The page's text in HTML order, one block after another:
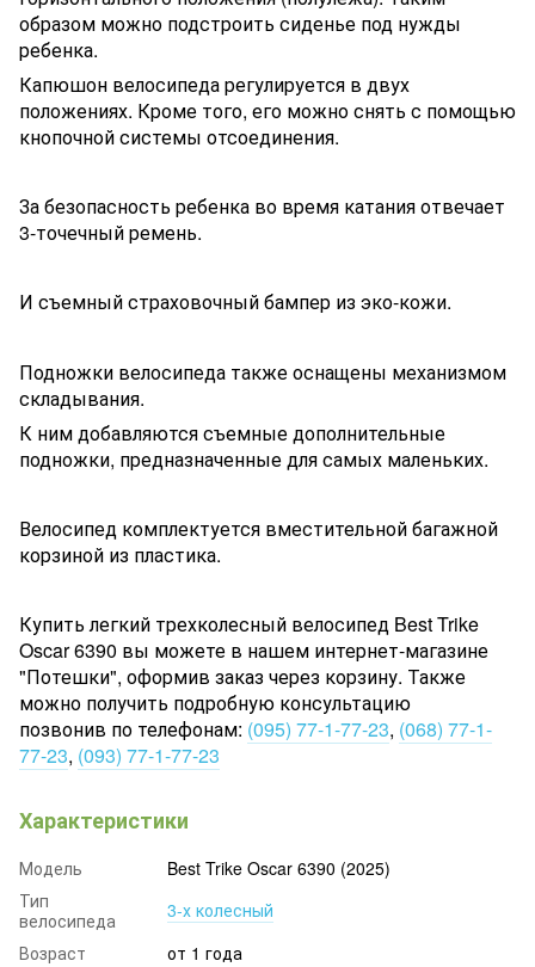
образом можно подстроить сиденье под нужды
ребенка.
Капюшон велосипеда регулируется в двух
положениях. Кроме того, его можно снять с помощью
кнопочной системы отсоединения.
За безопасность ребенка во время катания отвечает
3-точечный ремень.
И съемный страховочный бампер из эко-кожи.
Подножки велосипеда также оснащены механизмом
складывания.
К ним добавляются съемные дополнительные
подножки, предназначенные для самых маленьких.
Велосипед комплектуется вместительной багажной
корзиной из пластика.
Купить легкий трехколесный велосипед Best Trike
Oscar 6390 вы можете в нашем интернет-магазине
"Потешки", оформив заказ через корзину. Также
можно получить подробную консультацию
позвонив по телефонам: (095) 77-1-77-23, (068) 77-1-
77-23, (093) 77-1-77-23
Характеристики
Модель
Best Trike Oscar 6390 (2025)
Тип
велосипеда
3-х колесный
Возраст
от 1 года